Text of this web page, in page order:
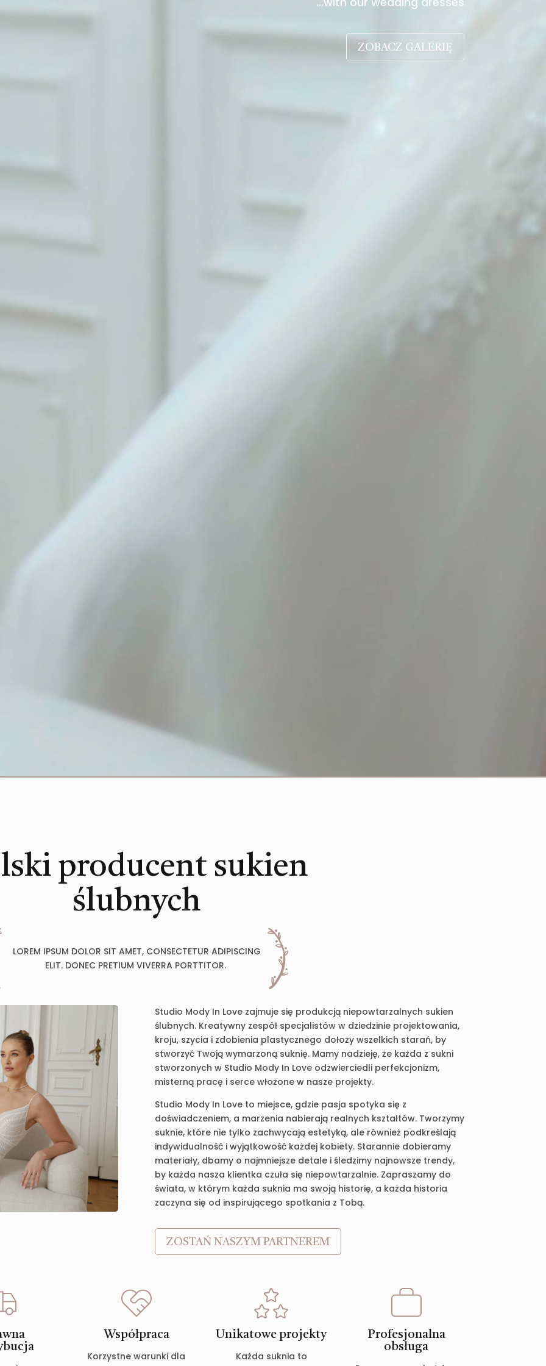
ZOBACZ GALERIĘ
producent sukien
ślubnych
LOREM IPSUM DOLOR SIT AMET, CONSECTETUR ADIPISCING
ELIT. DONEC PRETIUM VIVERRA PORTTITOR.
Studio Mody In Love zajmuje się produkcją niepowtarzalnych sukien
ślubnych. Kreatywny zespół specjalistów w dziedzinie projektowania,
kroju, szycia i zdobienia plastycznego dołoży wszelkich starań, by
stworzyć Twoją wymarzoną suknię. Mamy nadzieję, że każda z sukni
stworzonych w Studio Mody In Love odzwierciedli perfekcjonizm,
misterną pracę i serce włożone w nasze projekty.
Studio Mody In Love to miejsce, gdzie pasja spotyka się z
doświadczeniem, a marzenia nabierają realnych kształtów. Tworzymy
suknie, które nie tylko zachwycają estetyką, ale również podkreślają
indywidualność i wyjątkowość każdej kobiety. Starannie dobieramy
materiały, dbamy o najmniejsze detale i śledzimy najnowsze trendy,
by każda nasza klientka czuła się niepowtarzalnie. Zapraszamy do
świata, w którym każda suknia ma swoją historię, a każda historia
zaczyna się od inspirującego spotkania z Tobą.
ZOSTAŃ NASZYM PARTNEREM
Współpraca
Korzystne warunki dla
Unikatowe projekty
Każda suknia to
Profesjonalna
obsługa